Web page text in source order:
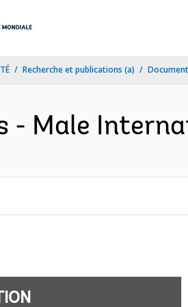
Recherche et publications (a)
- Male